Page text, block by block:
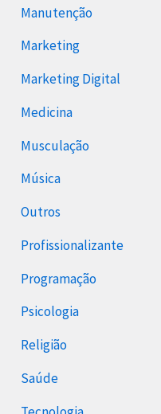
Manutenção
Marketing
Marketing Digital
Medicina
Musculação
Música
Outros
Profissionalizante
Programação
Psicologia
Religião
Saúde